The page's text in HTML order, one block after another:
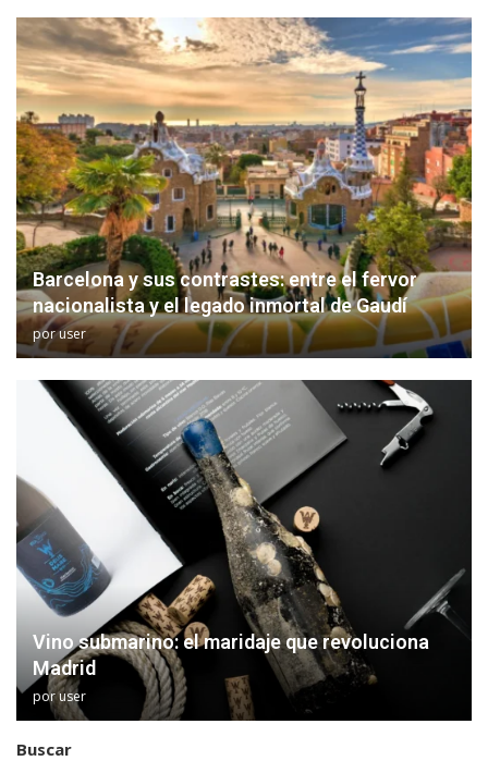
Barcelona y sus contrastes: entre el fervor
nacionalista y el legado inmortal de Gaudí
poruser
Vino submarino: el maridaje que revoluciona
Madrid
poruser
Buscar